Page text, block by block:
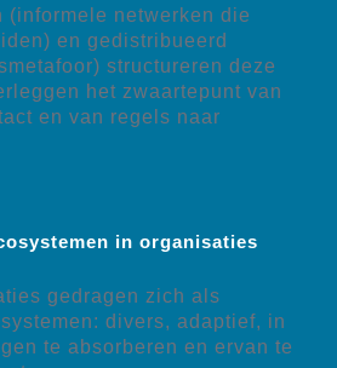
(informele netwerken die
en gedistribueerd
structureren deze
het zwaartepunt van
en van regels naar
in organisaties
gedragen zich als
divers, adaptief, in
te absorberen en ervan te